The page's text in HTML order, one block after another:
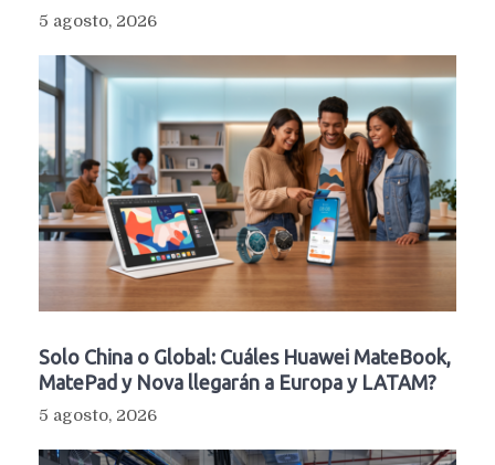
5 agosto, 2026
Solo China o Global: Cuáles Huawei MateBook,
MatePad y Nova llegarán a Europa y LATAM?
5 agosto, 2026